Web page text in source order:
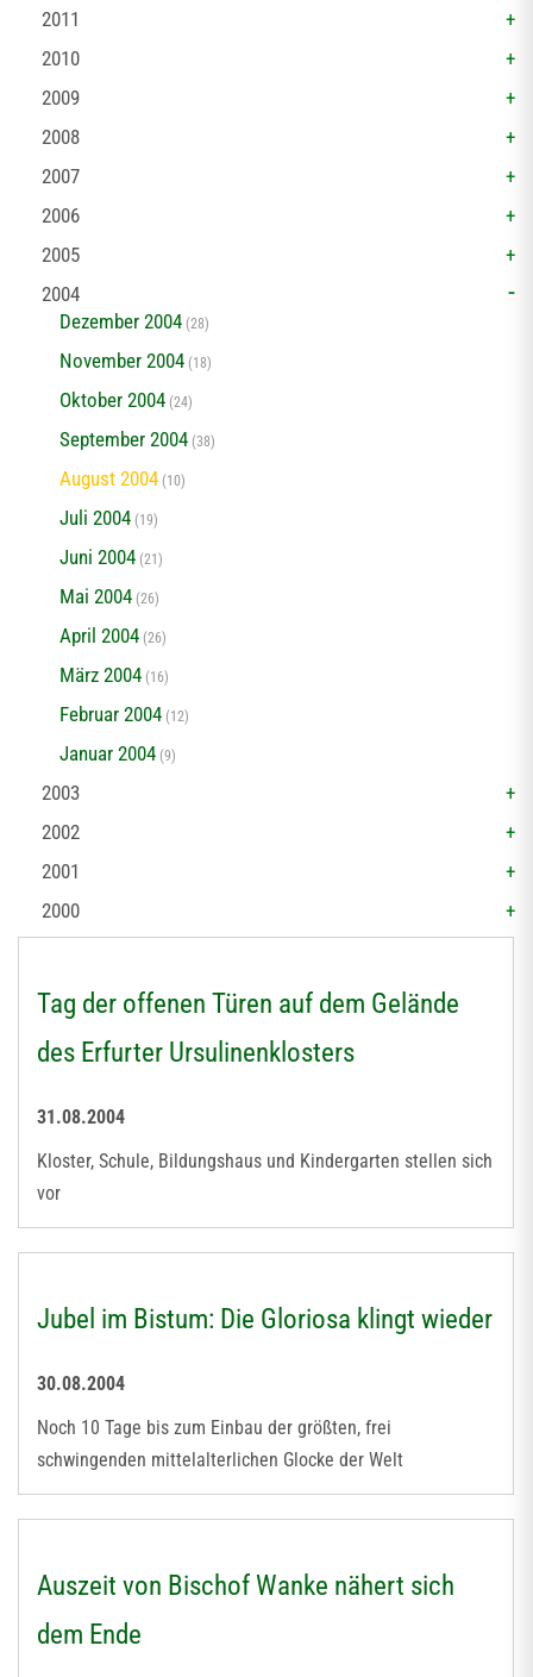
2011
2010
2009
2008
2007
2006
2005
2004
Dezember 2004 (28)
November 2004 (18)
Oktober 2004 (24)
September 2004 (38)
August 2004 (10)
Juli 2004 (19)
Juni 2004 (21)
Mai 2004 (26)
April 2004 (26)
März 2004 (16)
Februar 2004 (12)
Januar 2004 (9)
2003
2002
2001
2000
Tag der offenen Türen auf dem Gelände
des Erfurter Ursulinenklosters
31.08.2004
Kloster, Schule, Bildungshaus und Kindergarten stellen sich
vor
Jubel im Bistum: Die Gloriosa klingt wieder
30.08.2004
Noch 10 Tage bis zum Einbau der größten, frei
schwingenden mittelalterlichen Glocke der Welt
Auszeit von Bischof Wanke nähert sich
dem Ende